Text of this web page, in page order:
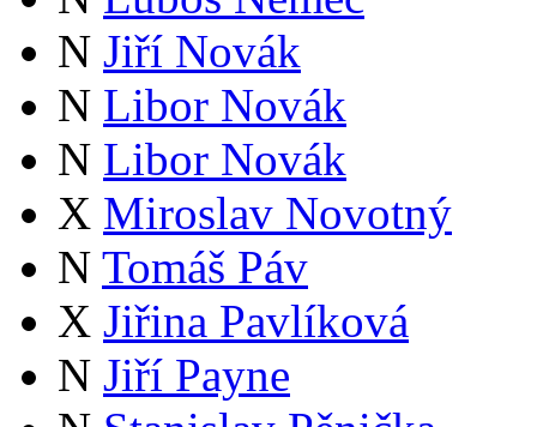
N Jiří Novák
N Libor Novák
N Libor Novák
X Miroslav Novotný
N Tomáš Páv
X Jiřina Pavlíková
N Jiří Payne